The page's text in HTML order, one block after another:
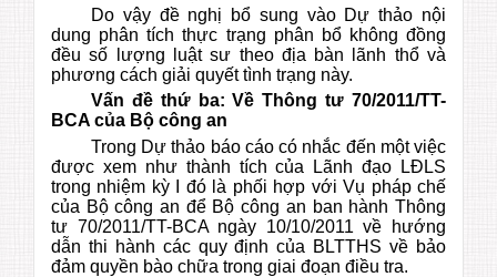
Do vậy đề nghị bổ sung vào Dự thảo nội
dung phân tích thực trạng phân bổ không đồng
đều số lượng luật sư theo địa bàn lãnh thổ và
phương cách giải quyết tình trạng này.
Vấn đề thứ ba: VềThông tư 70/2011/TT-
BCA của Bộ công an
Trong Dự thảo báo cáo có nhắc đến một việc
được xem như thành tích của Lãnh đạo LĐLS
trong nhiệm kỳ I đó là phối hợp với Vụ pháp chế
của Bộ công an để Bộ công an ban hành Thông
tư 70/2011/TT-BCA ngày 10/10/2011 về hướng
dẫn thi hành các quy định của BLTTHS về bảo
đảm quyền bào chữa trong giai đoạn điều tra.